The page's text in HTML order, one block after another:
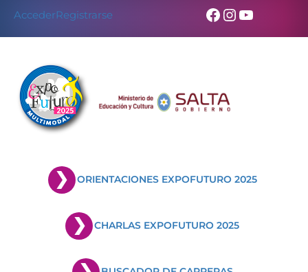
AccederRegistrarse Facebook
Instagram
YouTube
ORIENTACIONES EXPOFUTURO 2025
CHARLAS EXPOFUTURO 2025